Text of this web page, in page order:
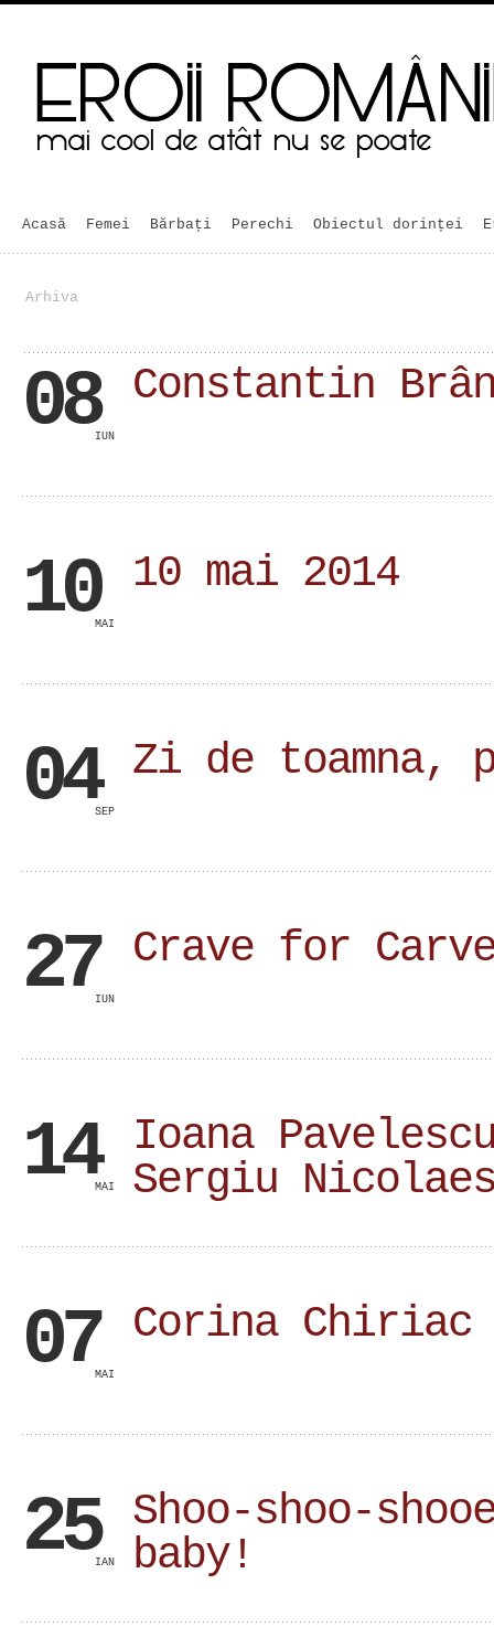
Acasă Femei Bărbaţi Perechi Obiectul dorinței
Arhiva
08IUN
Constantin
10MAI
10 mai 2014
04SEP
Zi de toamna,
27IUN
Crave for
14MAI
Ioana
Sergiu
07MAI
Corina
25IAN
Shoo-shoo-
baby!